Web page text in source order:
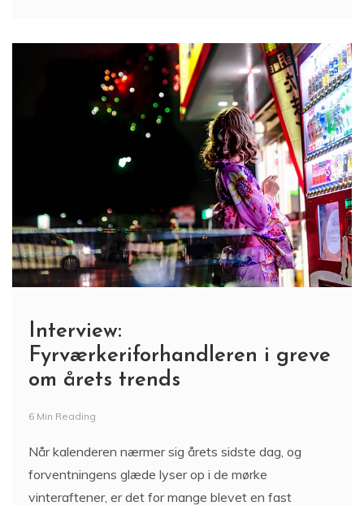
Interview:
Fyrværkeriforhandleren i greve
om årets trends
6 Min Reading
Når kalenderen nærmer sig årets sidste dag, og
forventningens glæde lyser op i de mørke
vinteraftener, er det for mange blevet en fast